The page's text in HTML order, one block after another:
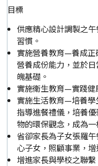
目標
供應精心設計調製之
習慣。
實施營養教育—養成正
營養成份能力，並於
魄基礎。
實施衛生教育—實踐健
實施生活教育—培養學
指導進餐禮儀，培養
物的環保觀念，成為
省卻家長為子女張羅
心子女，照顧事業，增
增進家長與學校之聯繫